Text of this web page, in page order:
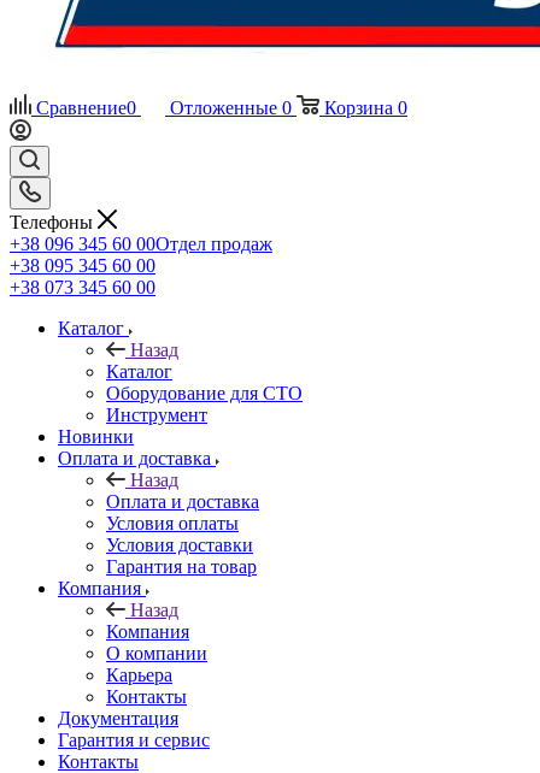
Сравнение0 Отложенные 0 Корзина 0
Телефоны
+38 096 345 60 00Отдел продаж
+38 095 345 60 00
+38 073 345 60 00
Каталог
Назад
Каталог
Оборудование для СТО
Инструмент
Новинки
Оплата и доставка
Назад
Оплата и доставка
Условия оплаты
Условия доставки
Гарантия на товар
Компания
Назад
Компания
О компании
Карьера
Контакты
Документация
Гарантия и сервис
Контакты